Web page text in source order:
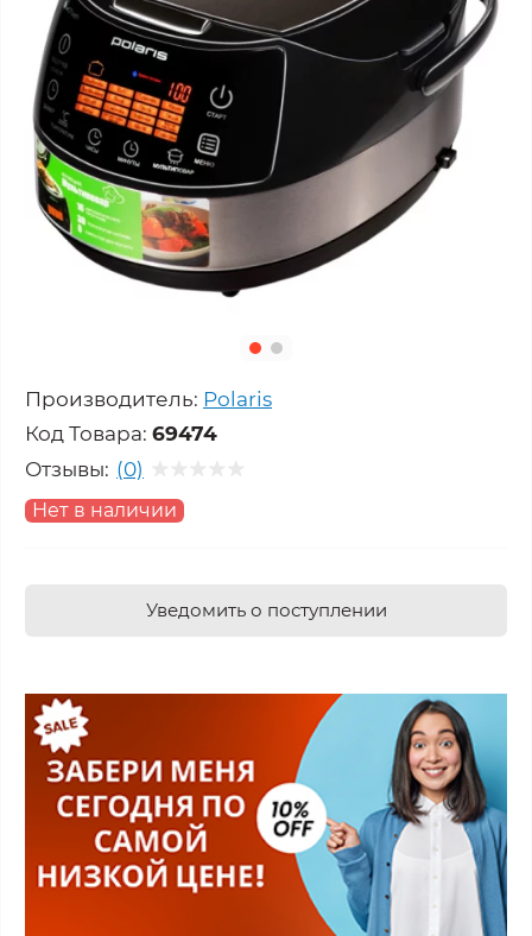
Производитель: Polaris
Код Товара: 69474
Отзывы: (0)
Нет в наличии
Уведомить о поступлении